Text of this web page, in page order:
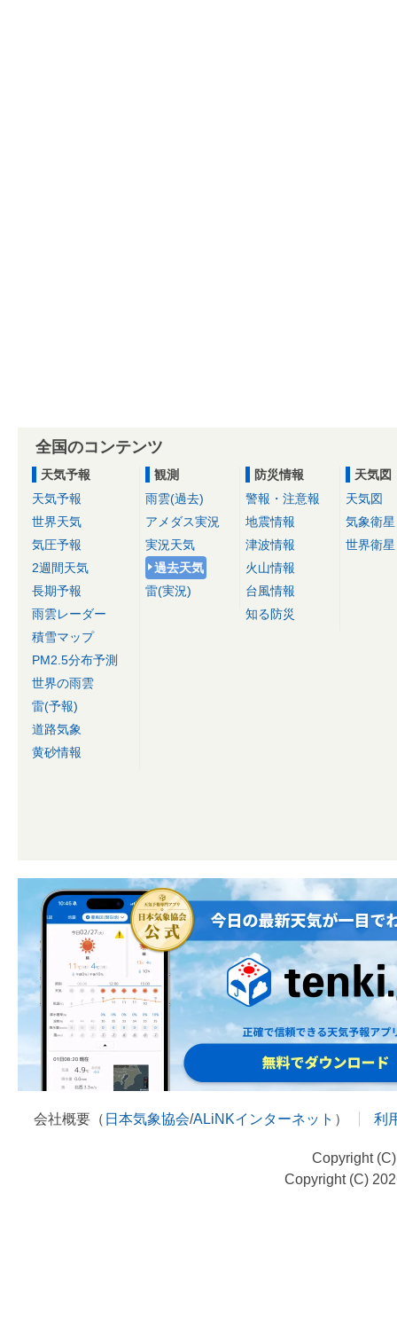
全国のコンテンツ
天気予報
天気予報
世界天気
気圧予報
2週間天気
長期予報
雨雲レーダー
積雪マップ
PM2.5分布予測
世界の雨雲
雷(予報)
道路気象
黄砂情報
観測
雨雲(過去)
アメダス実況
実況天気
過去天気
雷(実況)
防災情報
警報・注意報
地震情報
津波情報
火山情報
台風情報
知る防災
天気図
天気図
気象衛星
世界衛星
会社概要（ 日本気象協会/ALiNKインターネット ） 利
Copyright
Copyright (C)